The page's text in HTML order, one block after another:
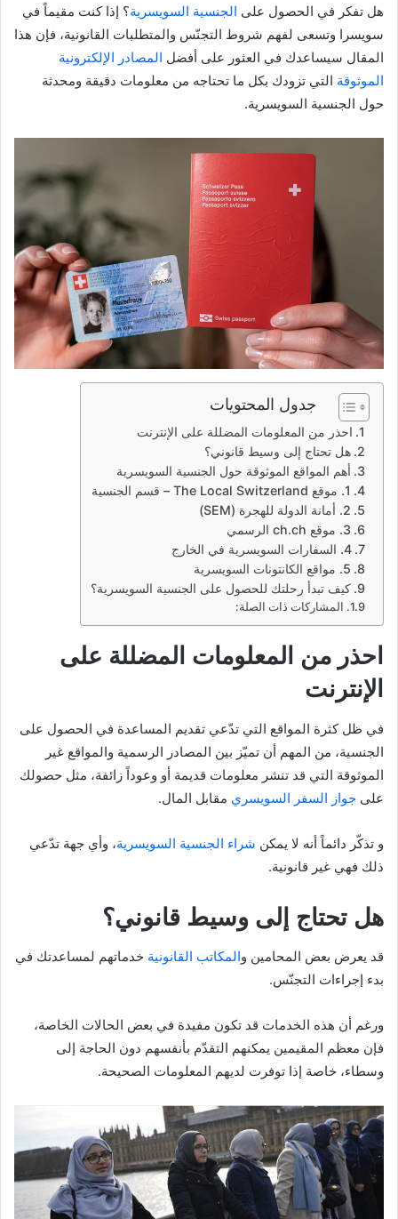
هل تفكر في الحصول على الجنسية السويسرية؟ إذا كنت مقيماً في
سويسرا وتسعى لفهم شروط التجنّس والمتطلبات القانونية، فإن هذا
المقال سيساعدك في العثور على أفضل المصادر الإلكترونية
الموثوقة التي تزودك بكل ما تحتاجه من معلومات دقيقة ومحدثة
حول الجنسية السويسرية.
جدول المحتويات
احذر من المعلومات المضللة على الإنترنت
هل تحتاج إلى وسيط قانوني؟
أهم المواقع الموثوقة حول الجنسية السويسرية
1. موقع The Local Switzerland – قسم الجنسية
2. أمانة الدولة للهجرة (SEM)
3. موقع ch.ch الرسمي
4. السفارات السويسرية في الخارج
5. مواقع الكانتونات السويسرية
كيف تبدأ رحلتك للحصول على الجنسية السويسرية؟
المشاركات ذات الصلة:
احذر من المعلومات المضللة على
الإنترنت
في ظل كثرة المواقع التي تدّعي تقديم المساعدة في الحصول على
الجنسية، من المهم أن تميّز بين المصادر الرسمية والمواقع غير
الموثوقة التي قد تنشر معلومات قديمة أو وعوداً زائفة، مثل حصولك
على جواز السفر السويسري مقابل المال.
و تذكّر دائماً أنه لا يمكن شراء الجنسية السويسرية، وأي جهة تدّعي
ذلك فهي غير قانونية.
هل تحتاج إلى وسيط قانوني؟
قد يعرض بعض المحامين والمكاتب القانونية خدماتهم لمساعدتك في
بدء إجراءات التجنّس.
ورغم أن هذه الخدمات قد تكون مفيدة في بعض الحالات الخاصة،
فإن معظم المقيمين يمكنهم التقدّم بأنفسهم دون الحاجة إلى
وسطاء، خاصة إذا توفرت لديهم المعلومات الصحيحة.